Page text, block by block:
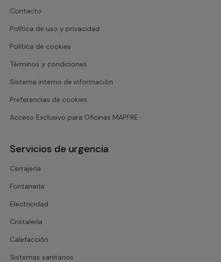
Contacto
Política de uso y privacidad
Política de cookies
Términos y condiciones
Sistema interno de información
Preferencias de cookies
Acceso Exclusivo para Oficinas MAPFRE
Servicios de urgencia
Cerrajería
Fontanería
Electricidad
Cristalería
Calefacción
Sistemas sanitarios